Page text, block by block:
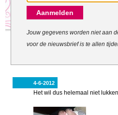
4-6-2012
Het wil dus helemaal niet
Contact- en adresgegevens
Levertijd, retourneren, ruilen
Aanmelden
Jouw gegevens worden niet aan
voor de nieuwsbrief is te allen